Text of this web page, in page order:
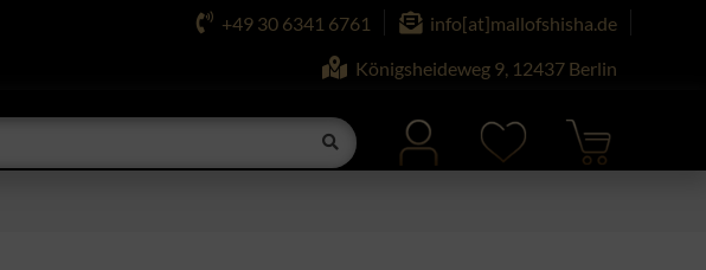
+49 30 6341 6761
info[at]mallofshisha.de
Königsheideweg 9, 12437 Berlin